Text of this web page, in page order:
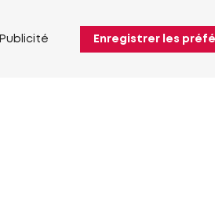
Publicité Enregistrer les